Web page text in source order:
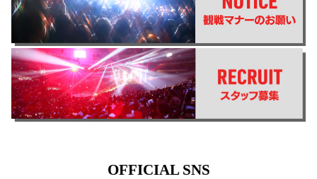
OFFICIAL SNS